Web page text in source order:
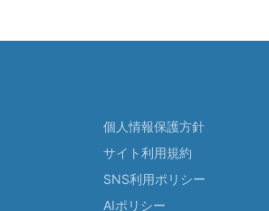
個人情報保護方針
サイト利用規約
SNS利用ポリシー
AIポリシー